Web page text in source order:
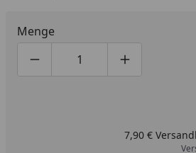
Menge
Produktmenge um eins
Produktmenge
7,90 €